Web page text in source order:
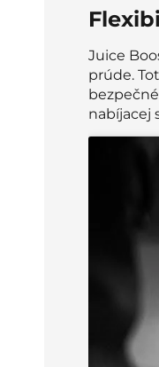
Juice
prúde.
nabíjacej